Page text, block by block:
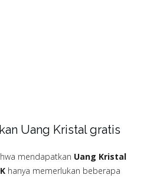
Uang Kristal gratis
mendapatkan Uang Kristal
hanya memerlukan beberapa